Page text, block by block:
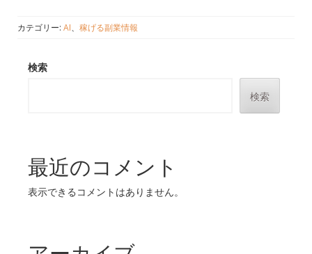
カテゴリー: AI、 稼げる副業情報
検索
検索
最近のコメント
表示できるコメントはありません。